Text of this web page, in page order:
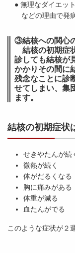
● 無理なダイエッ
などの理由で発病
③結核への関心
結核の初期症
診しても結核が
かかりその間に
残念なことに診
せてしまい、集
ます。
結核の初期症状
せきやたんが続
微熱が続く
体がだるくなる
胸に痛みがある
体重が減る
血たんがでる
このような症状が２